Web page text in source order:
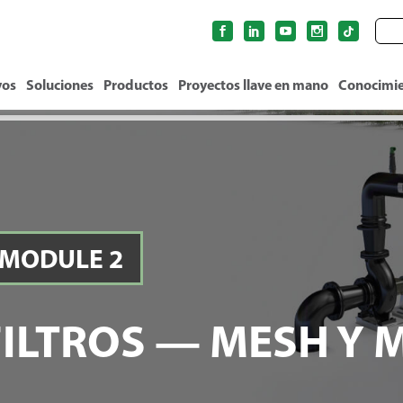
Soluciones Productos Proyectos llave en mano
los siguientes componentes y
MODULE 2
— MESH Y